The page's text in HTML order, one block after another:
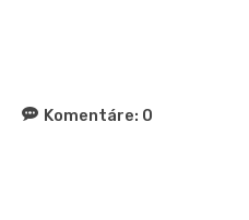
Komentáre: 0